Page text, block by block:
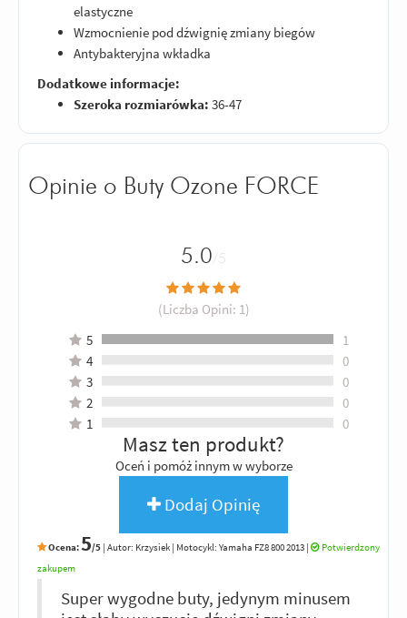
elastyczne
Wzmocnienie pod dźwignię zmiany biegów
Antybakteryjna wkładka
Dodatkowe informacje:
Szeroka rozmiarówka: 36-47
Opinie o Buty Ozone FORCE
5.0 /5
(Liczba Opini: 1)
5
1
4
0
3
0
2
0
1
0
Masz ten produkt?
Oceń i pomóż innym w wyborze
Dodaj Opinię
Ocena:5/5 | Autor: Krzysiek | Motocykl: Yamaha FZ8 800 2013 |
Potwierdzony
zakupem
Super wygodne buty, jedynym minusem